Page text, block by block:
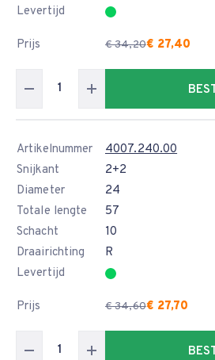
Levertijd
Prijs € 34,20€ 27,40
Artikelnummer
4007.240.00
Snijkant
2+2
Diameter
24
Totale lengte
57
Schacht
10
Draairichting
R
Levertijd
Prijs € 34,60€ 27,70